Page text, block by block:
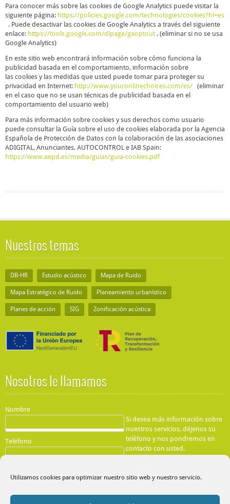
Utilizamos cookies para optimizar nuestro sitio web y nuestro servicio.
Para conocer más sobre las cookies de Google Analytics puede visitar la
siguiente página: https://policies.google.com/technologies/cookies?hl=es
. Puede desactivar las cookies de Google Analytics a través del siguiente
enlace: https://tools.google.com/dlpage/gaoptout. (eliminar si no se usa
Google Analytics)
En este sitio web encontrará información sobre cómo funciona la
publicidad basada en el comportamiento, información sobre
las cookies y las medidas que usted puede tomar para proteger su
privacidad en Internet: http://www.youronlinechoices.com/es/ (eliminar
en el caso que no se usan técnicas de publicidad basada en el
comportamiento del usuario web)
Para más información sobre cookies y sus derechos como usuario
puede consultar la Guía sobre el uso de cookies elaborada por la Agencia
Española de Protección de Datos con la colaboración de las asociaciones
ADIGITAL, Anunciantes, AUTOCONTROL e IAB Spain:
https://www.aepd.es/media/guias/guia-cookies.pdf
Nuestros temas
DB-HR Estudio acústico Mapa de Ruido
Mapa Estratégico de Ruido Planeamiento urbanístico
Planes de acción SIG Zonificación acústica
Nosotros le llamamos
Si desea más información sobre
nuestros servicios, déjenos su
teléfono y nos pondremos en
contacto con usted.
Nombre
Teléfono
He leído y acepto laProtección de Datos